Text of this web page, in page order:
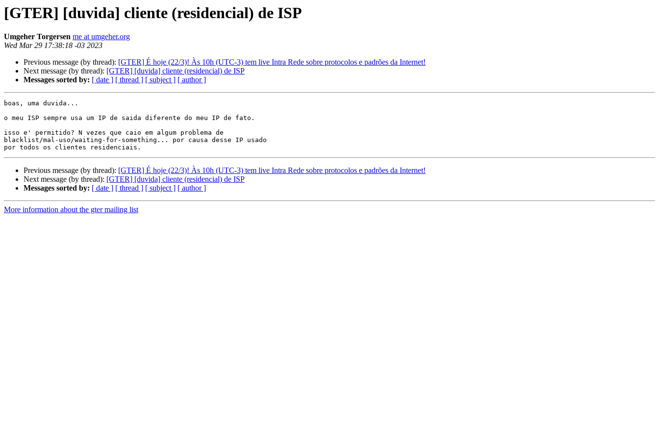
[GTER] [duvida] cliente (residencial) de ISP
Umgeher Torgersen me at umgeher.org
Wed Mar 29 17:38:18 -03 2023
Previous message (by thread): [GTER] É hoje (22/3)! Às 10h (UTC-3) tem live Intra Rede sobre protocolos e padrões da Internet!
Next message (by thread): [GTER] [duvida] cliente (residencial) de ISP
Messages sorted by: [ date ] [ thread ] [ subject ] [ author ]
boas, uma duvida...
o meu ISP sempre usa um IP de saida diferente do meu IP de fato.
isso e' permitido? N vezes que caio em algum problema de
blacklist/mal-uso/waiting-for-something... por causa desse IP usado
Previous message (by thread): [GTER] É hoje (22/3)! Às 10h (UTC-3) tem live Intra Rede sobre protocolos e padrões da Internet!
Next message (by thread): [GTER] [duvida] cliente (residencial) de ISP
Messages sorted by: [ date ] [ thread ] [ subject ] [ author ]
More information about the gter mailing list